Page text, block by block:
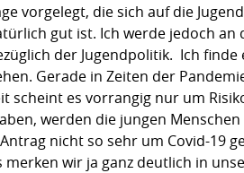
vorgelegt, die sich auf die
gut ist. Ich werde jedoch
der Jugendpolitik. Ich
Gerade in Zeiten der
es vorrangig nur um
werden die jungen
nicht so sehr um Covid-19
wir ja ganz deutlich in